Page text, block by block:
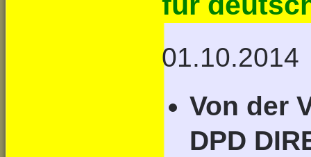
01.10.2014
Von der
DPD